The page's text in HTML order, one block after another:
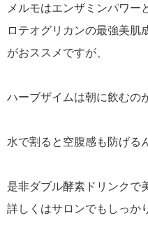
メルモはエンザミンパワー
ロテオグリカンの最強美肌
がおススメですが、
ハーブザイムは朝に飲むの
水で割ると空腹感も防げる
是非ダブル酵素ドリンクで
詳しくはサロンでもしっか